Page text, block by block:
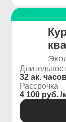
32 ак. часов
Рассрочка
4 100 руб. /